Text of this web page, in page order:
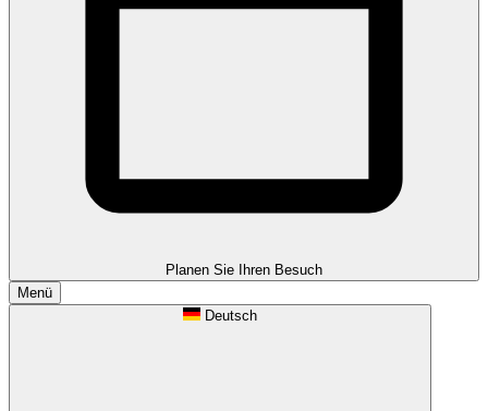
Planen Sie Ihren Besuch
Menü
Deutsch